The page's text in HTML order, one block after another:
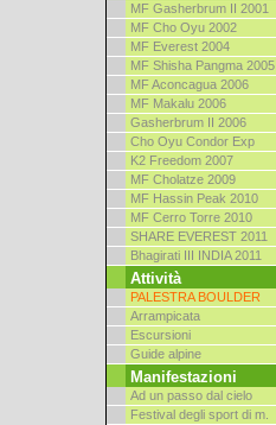
MF Gasherbrum II 2001
MF Cho Oyu 2002
MF Everest 2004
MF Shisha Pangma 2005
MF Aconcagua 2006
MF Makalu 2006
Gasherbrum II 2006
Cho Oyu Condor Exp
K2 Freedom 2007
MF Cholatze 2009
MF Hassin Peak 2010
MF Cerro Torre 2010
SHARE EVEREST 2011
Bhagirati III INDIA 2011
Attività
PALESTRA BOULDER
Arrampicata
Escursioni
Guide alpine
Manifestazioni
Ad un passo dal cielo
Festival degli sport di m.